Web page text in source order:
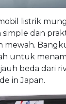
listrik
dan
mewah.
untuk
beda dari
in Japan.